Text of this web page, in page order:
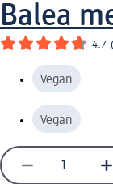
Balea
4.7 (
Vegan
Vegan